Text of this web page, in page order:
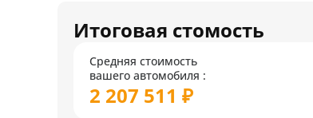
Итоговая стомость
Средняя стоимость
вашего автомобиля :
2 207 511 ₽